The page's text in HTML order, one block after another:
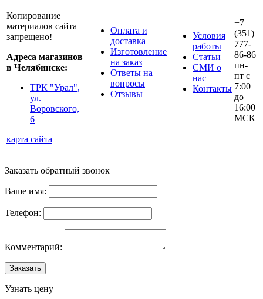
Копирование
материалов сайта
запрещено!
Адреса магазинов
в Челябинске:
ТРК "Урал",
ул.
Воровского,
6
карта сайта
Оплата и
доставка
Изготовление
на заказ
Ответы на
вопросы
Отзывы
Условия
работы
Статьи
СМИ о
нас
Контакты
+7
(351)
777-
86-86
пн-
пт с
7:00
до
16:00
МСК
Заказать обратный звонок
Ваше имя:
Телефон:
Комментарий:
Заказать
Узнать цену